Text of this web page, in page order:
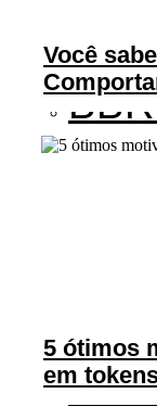
Você
5 ótimos
em